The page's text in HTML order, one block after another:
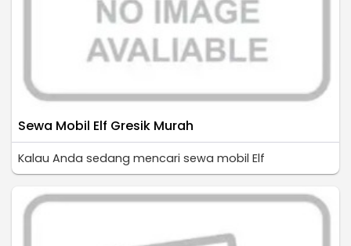
Sewa Mobil Elf Gresik Murah
Kalau Anda sedang mencari sewa mobil Elf